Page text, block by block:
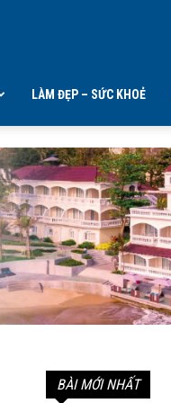
LÀM ĐẸP – SỨC KHOẺ
BÀI MỚI NHẤT